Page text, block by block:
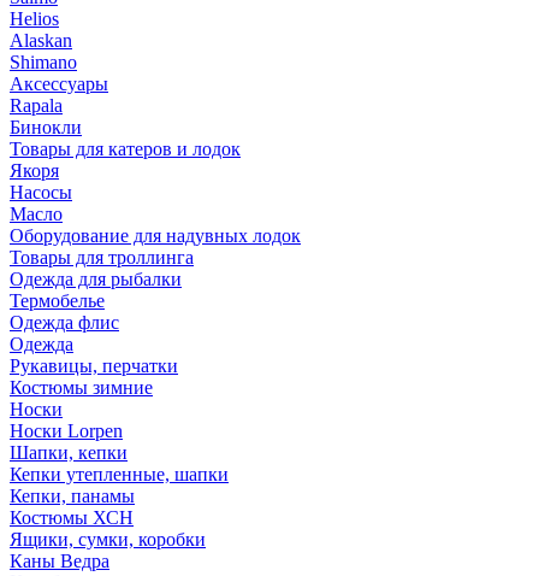
Helios
Alaskan
Shimano
Аксессуары
Rapala
Бинокли
Товары для катеров и лодок
Якоря
Насосы
Масло
Оборудование для надувных лодок
Товары для троллинга
Одежда для рыбалки
Термобелье
Одежда флис
Одежда
Рукавицы, перчатки
Костюмы зимние
Носки
Носки Lorpen
Шапки, кепки
Кепки утепленные, шапки
Кепки, панамы
Костюмы ХСН
Ящики, сумки, коробки
Каны Ведра